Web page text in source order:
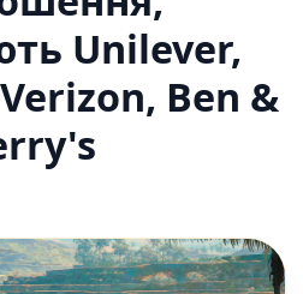
Unilever,
Ben &